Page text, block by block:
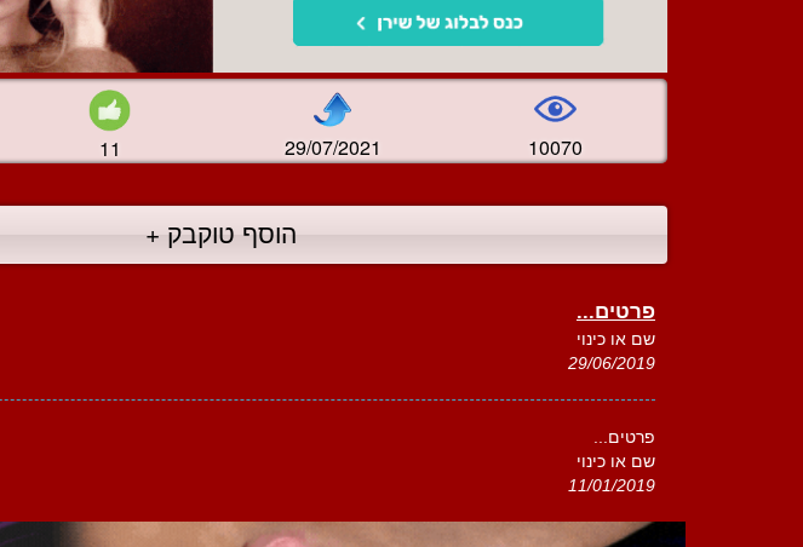
11 29/07/2021 10070
הוסף טוקבק +
פרטים...
שם או כינוי
29/06/2019
פרטים...
שם או כינוי
11/01/2019